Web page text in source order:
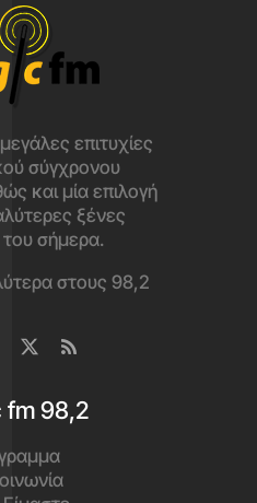
επιτυχίες
σύγχρονου
και μία επιλογή
ξένες
του σήμερα.
στους 98,2
fm 98,2